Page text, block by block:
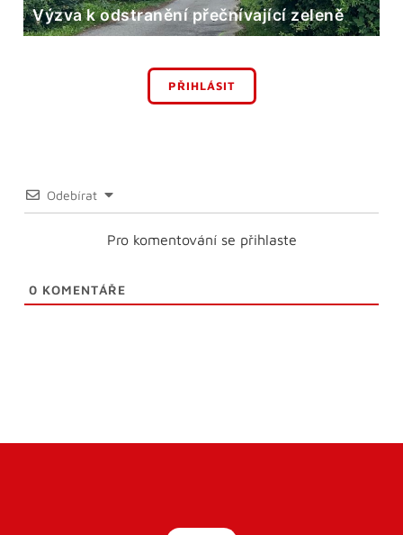
Výzva k odstranění přečnívající zeleně
PŘIHLÁSIT
Odebírat
Pro komentování se přihlaste
0 KOMENTÁŘE